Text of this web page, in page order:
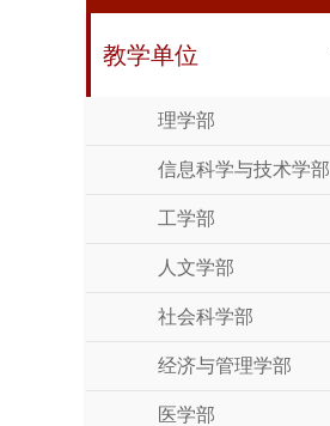
教学单位
理学部
信息科学与技术学部
工学部
人文学部
社会科学部
经济与管理学部
医学部